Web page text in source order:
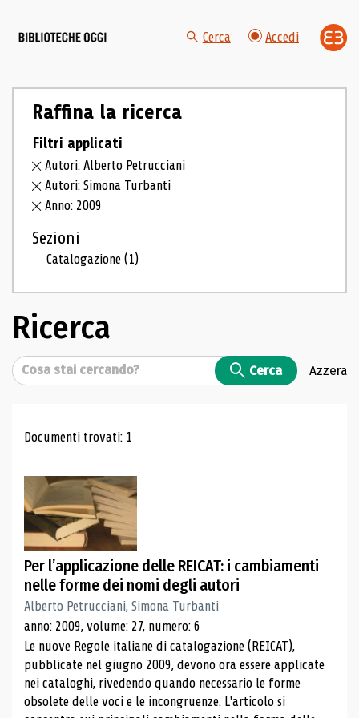
Cerca Accedi
Raffina la ricerca
Filtri applicati
Autori: Alberto Petrucciani
Autori: Simona Turbanti
Anno: 2009
Sezioni
Catalogazione(1)
Ricerca
Cerca Cerca Azzera
Risultati di ricerca
Documenti trovati: 1
Per l’applicazione delle REICAT: i cambiamenti
nelle forme dei nomi degli autori
Alberto Petrucciani, Simona Turbanti
anno: 2009, volume: 27, numero: 6
Le nuove Regole italiane di catalogazione (REICAT),
pubblicate nel giugno 2009, devono ora essere applicate
nei cataloghi, rivedendo quando necessario le forme
obsolete delle voci e le incongruenze. L'articolo si